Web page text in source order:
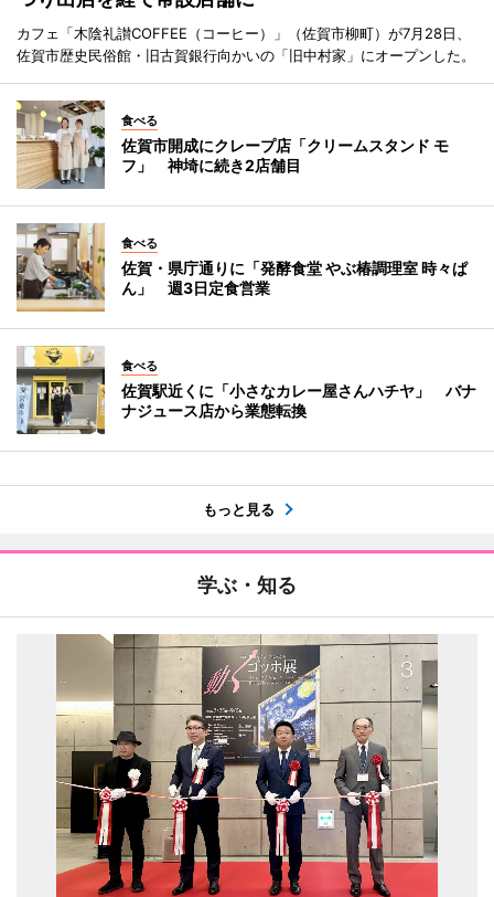
カフェ「木陰礼讃COFFEE（コーヒー）」（佐賀市柳町）が7月28日、
佐賀市歴史民俗館・旧古賀銀行向かいの「旧中村家」にオープンした。
食べる
佐賀市開成にクレープ店「クリームスタンド モ
フ」 神埼に続き2店舗目
食べる
佐賀・県庁通りに「発酵食堂 やぶ椿調理室 時々ぱ
ん」 週3日定食営業
食べる
佐賀駅近くに「小さなカレー屋さんハチヤ」 バナ
ナジュース店から業態転換
もっと見る
学ぶ・知る